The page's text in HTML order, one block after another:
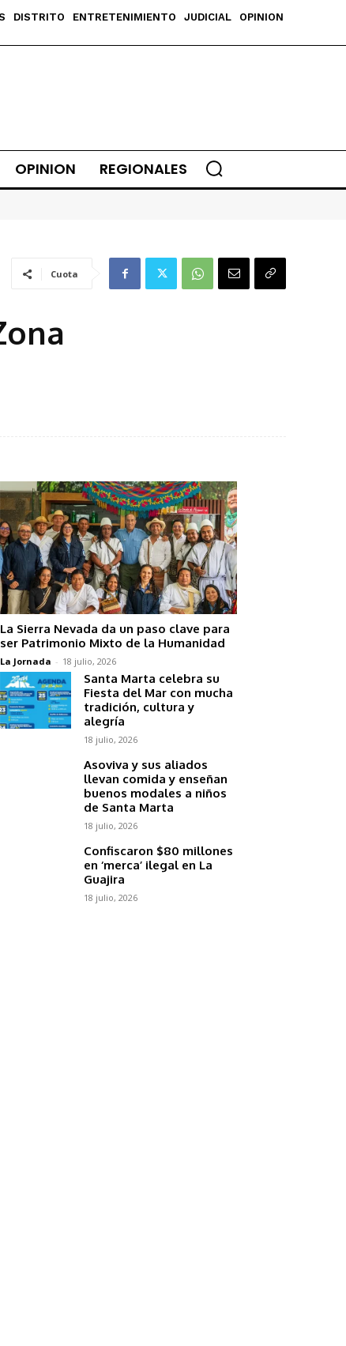
DISTRITO ENTRETENIMIENTO JUDICIAL
OPINION
OPINION REGIONALES
Cuota
La Sierra Nevada da un paso clave para
ser Patrimonio Mixto de la Humanidad
La Jornada - 18 julio, 2026
Santa Marta celebra su
Fiesta del Mar con mucha
tradición, cultura y
alegría
18 julio, 2026
Asoviva y sus aliados
llevan comida y enseñan
buenos modales a niños
de Santa Marta
18 julio, 2026
Confiscaron $80 millones
en ‘merca’ ilegal en La
Guajira
18 julio, 2026